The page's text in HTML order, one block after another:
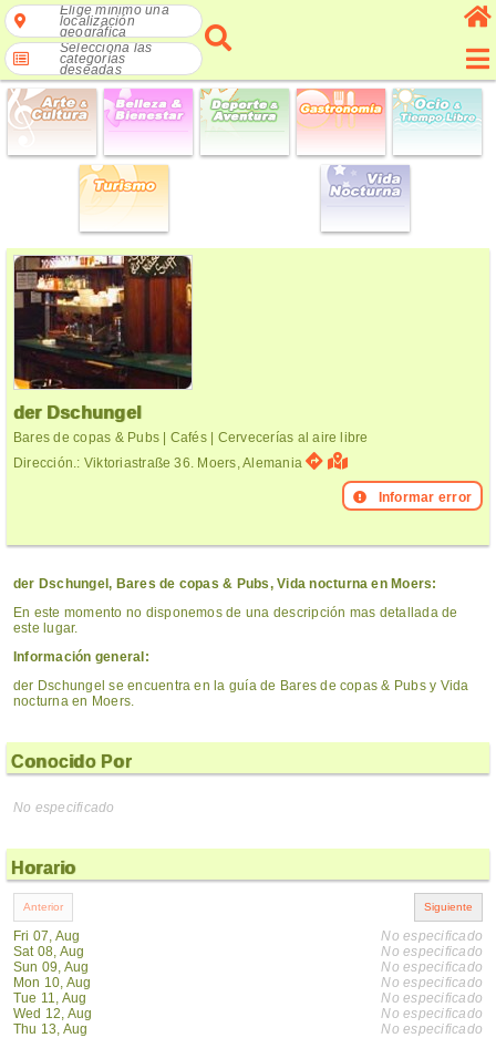
Elige mínimo una
localización
geográfica
Selecciona las
categorías
deseadas
der Dschungel
Bares de copas & Pubs | Cafés | Cervecerías al aire libre
Dirección.: Viktoriastraße 36. Moers, Alemania
Informar error
der Dschungel, Bares de copas & Pubs, Vida nocturna en Moers:
En este momento no disponemos de una descripción mas detallada de
este lugar.
Información general:
der Dschungel se encuentra en la guía de Bares de copas & Pubs y Vida
nocturna en Moers.
Conocido Por
No especificado
Horario
Fri 07, Aug
Sat 08, Aug
Sun 09, Aug
Mon 10, Aug
Tue 11, Aug
Wed 12, Aug
Thu 13, Aug
No especificado
No especificado
No especificado
No especificado
No especificado
No especificado
No especificado